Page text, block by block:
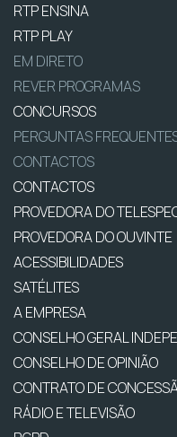
RTP ENSINA
RTP PLAY
EM DIRETO
REVER PROGRAMAS
CONCURSOS
PERGUNTAS
CONTACTOS
CONTACTOS
PROVEDORA DO
PROVEDORA DO OUVINTE
ACESSIBILIDADES
SATÉLITES
A EMPRESA
CONSELHO GERAL
CONSELHO DE OPINIÃO
CONTRATO DE
RÁDIO E TELEVISÃO